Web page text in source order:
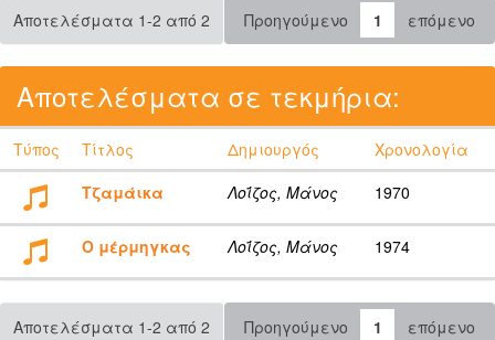
Αποτελέσματα 1-2 από 2 Προηγούμενο 1 επόμενο
Αποτελέσματα σε τεκμήρια:
Τύπος Τίτλος Δημιουργός
Χρονολογία
Τζαμάικα
Λοΐζος, Μάνος 1970
Ο μέρμηγκας Λοΐζος, Μάνος 1974
Αποτελέσματα 1-2 από 2 Προηγούμενο 1 επόμενο